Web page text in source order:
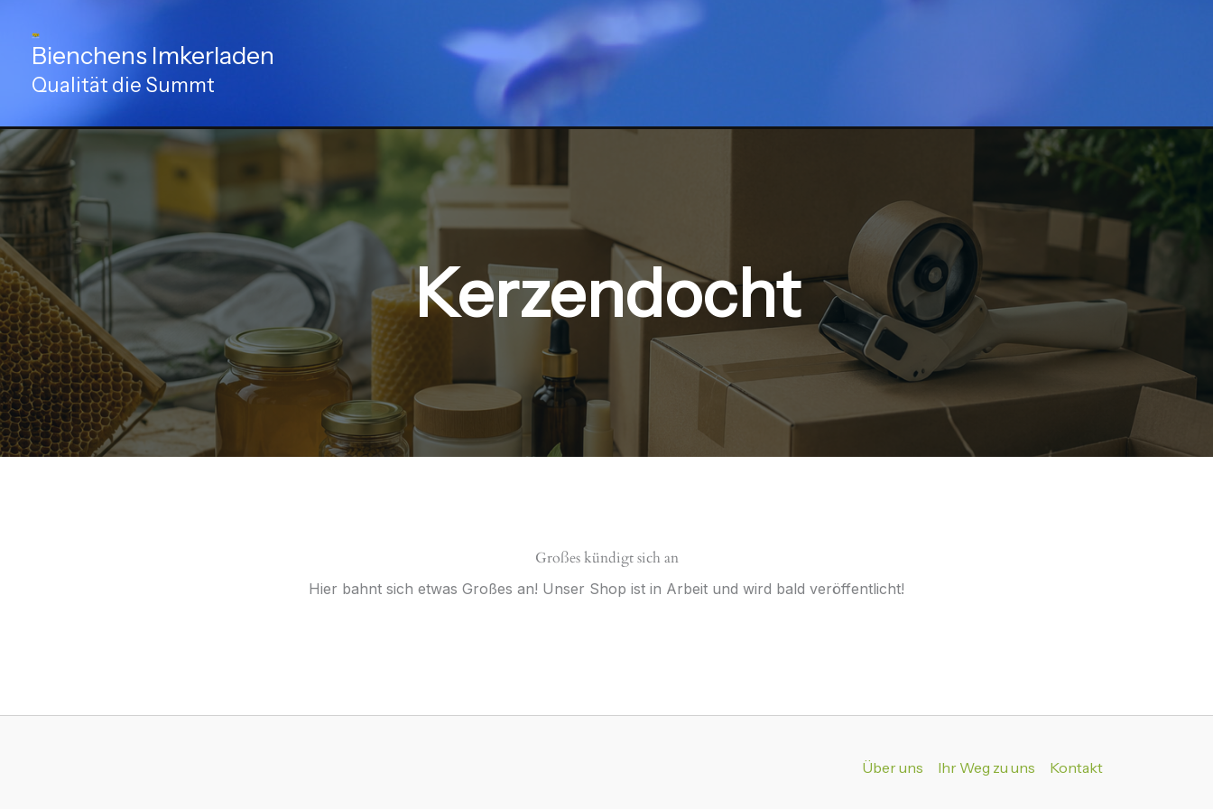
Inhalt
springenBienchens Imkerladen
Qualität die Summt
Kerzendocht
Großes kündigt sich an
Hier bahnt sich etwas Großes an! Unser Shop ist in Arbeit und wird bald veröffentlicht!
Über uns Ihr Weg zu uns Kontakt